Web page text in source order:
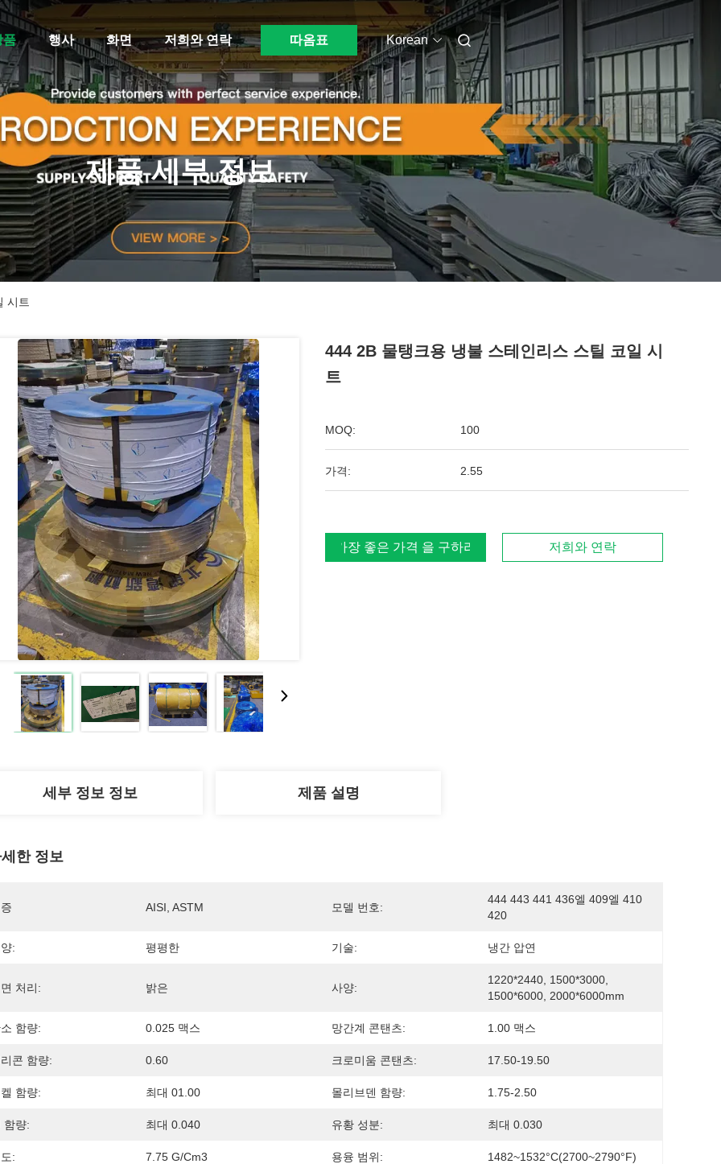
품 행사 화면 저희와 연락 따옴표 Korean
제품 세부 정보
시트
444 2B 물탱크용 냉불 스테인리스 스틸 코일 시
트
MOQ: 100
가격: 2.55
가장 좋은 가격 을 구하라 저희와 연락
세부 정보 정보 제품 설명
한 정보
AISI, ASTM 모델 번호:
444 443 441 436엘 409엘 410
420
: 평평한 기술: 냉간 압연
처리: 밝은 사양:
1220*2440, 1500*3000,
1500*6000, 2000*6000mm
함량: 0.025 맥스 망간계 콘탠츠: 1.00 맥스
콘 함량: 0.60 크로미움 콘탠츠: 17.50-19.50
함량: 최대 01.00 몰리브덴 함량: 1.75-2.50
함량: 최대 0.040 유황 성분: 최대 0.030
: 7.75 G/cm3 용융 범위: 1482~1532°C(2700~2790°F)